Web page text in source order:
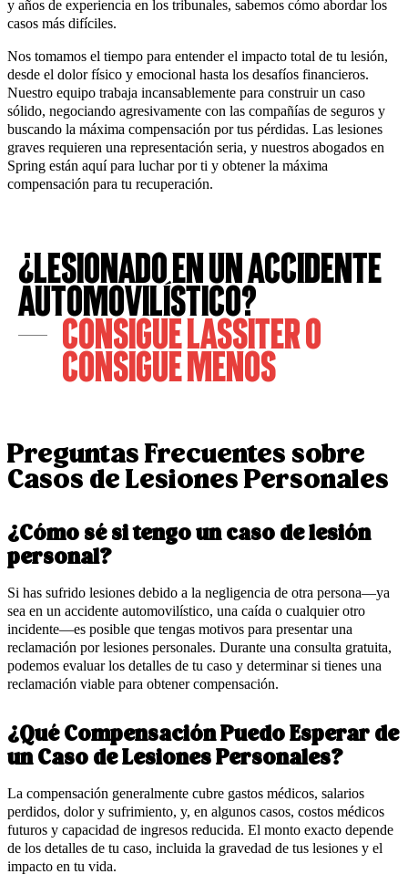
y años de experiencia en los tribunales, sabemos cómo abordar los
casos más difíciles.
Nos tomamos el tiempo para entender el impacto total de tu lesión,
desde el dolor físico y emocional hasta los desafíos financieros.
Nuestro equipo trabaja incansablemente para construir un caso
sólido, negociando agresivamente con las compañías de seguros y
buscando la máxima compensación por tus pérdidas. Las lesiones
graves requieren una representación seria, y nuestros abogados en
Spring están aquí para luchar por ti y obtener la máxima
compensación para tu recuperación.
¿Lesionado en un Accidente
Automovilístico?
Consigue LASSITER o
Consigue Menos
Preguntas Frecuentes sobre
Casos de Lesiones Personales
¿Cómo sé si tengo un caso de lesión
personal?
Si has sufrido lesiones debido a la negligencia de otra persona—ya
sea en un accidente automovilístico, una caída o cualquier otro
incidente—es posible que tengas motivos para presentar una
reclamación por lesiones personales. Durante una consulta gratuita,
podemos evaluar los detalles de tu caso y determinar si tienes una
reclamación viable para obtener compensación.
¿Qué Compensación Puedo Esperar de
un Caso de Lesiones Personales?
La compensación generalmente cubre gastos médicos, salarios
perdidos, dolor y sufrimiento, y, en algunos casos, costos médicos
futuros y capacidad de ingresos reducida. El monto exacto depende
de los detalles de tu caso, incluida la gravedad de tus lesiones y el
impacto en tu vida.